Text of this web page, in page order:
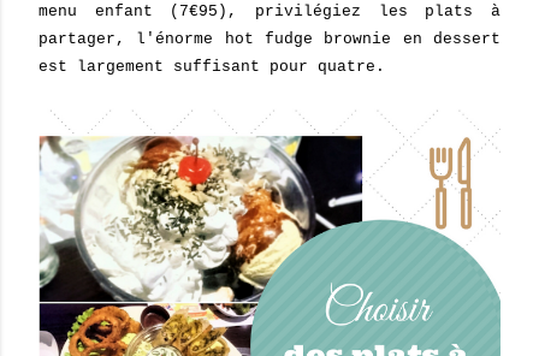
menu enfant (7€95), privilégiez les plats à
partager, l'énorme
hot fudge brownie en dessert
est largement suffisant pour quatre.